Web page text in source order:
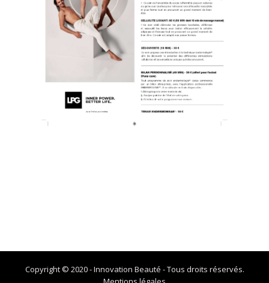
Copyright © 2020 - Innovation Beauté - Tous droits réservés.